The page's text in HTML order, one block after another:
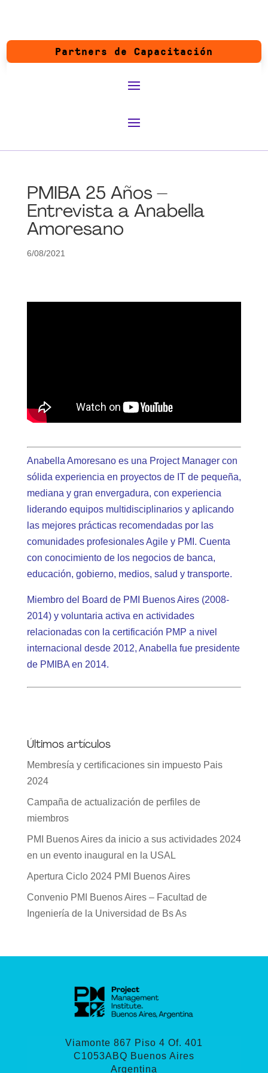
Partners de Capacitación
PMIBA 25 Años –
Entrevista a Anabella
Amoresano
6/08/2021
Anabella Amoresano es una Project Manager con
sólida experiencia en proyectos de IT de pequeña,
mediana y gran envergadura, con experiencia
liderando equipos multidisciplinarios y aplicando
las mejores prácticas recomendadas por las
comunidades profesionales Agile y PMI. Cuenta
con conocimiento de los negocios de banca,
educación, gobierno, medios, salud y transporte.
Miembro del Board de PMI Buenos Aires (2008-
2014) y voluntaria activa en actividades
relacionadas con la certificación PMP a nivel
internacional desde 2012, Anabella fue presidente
de PMIBA en 2014.
Últimos artículos
Membresía y certificaciones sin impuesto Pais
2024
Campaña de actualización de perfiles de
miembros
PMI Buenos Aires da inicio a sus actividades 2024
en un evento inaugural en la USAL
Apertura Ciclo 2024 PMI Buenos Aires
Convenio PMI Buenos Aires – Facultad de
Ingeniería de la Universidad de Bs As
Viamonte 867 Piso 4 Of. 401
C1053ABQ Buenos Aires
Argentina